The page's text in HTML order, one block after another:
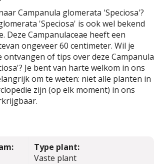
Campanula glomerata 'Speciosa'?
'Speciosa' is ook wel bekend
Deze Campanulaceae heeft een
ongeveer 60 centimeter. Wil je
of tips over deze Campanula
Je bent van harte welkom in ons
om te weten: niet alle planten in
zijn (op elk moment) in ons
Type plant:
Vaste plant